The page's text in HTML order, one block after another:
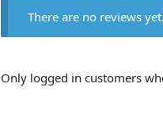
There are no reviews yet.
Only logged in customers